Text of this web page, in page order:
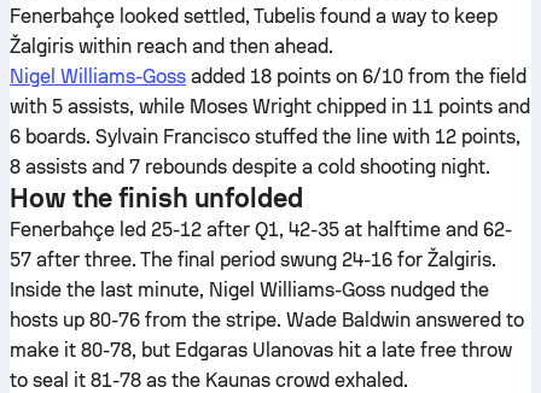
Fenerbahçe looked settled, Tubelis found a way to keep
Žalgiris within reach and then ahead.
Nigel Williams-Goss added 18 points on 6/10 from the field
with 5 assists, while Moses Wright chipped in 11 points and
6 boards. Sylvain Francisco stuffed the line with 12 points,
8 assists and 7 rebounds despite a cold shooting night.
How the finish unfolded
Fenerbahçe led 25-12 after Q1, 42-35 at halftime and 62-
57 after three. The final period swung 24-16 for Žalgiris.
Inside the last minute, Nigel Williams-Goss nudged the
hosts up 80-76 from the stripe. Wade Baldwin answered to
make it 80-78, but Edgaras Ulanovas hit a late free throw
to seal it 81-78 as the Kaunas crowd exhaled.